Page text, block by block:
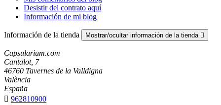
Desistir del contrato aquí
Información de mi blog
Información de la tienda Mostrar/ocultar información de la tienda 
Capsularium.com
Cantalot, 7
46760 Tavernes de la Valldigna
València
España
 962810900